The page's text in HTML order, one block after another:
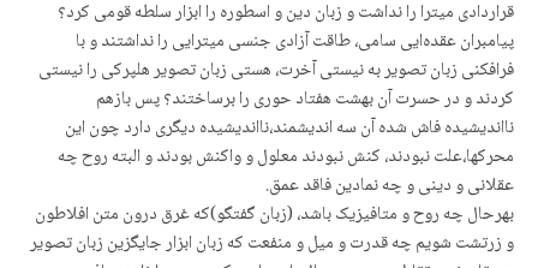
قراردادی میترا را نداشت و زبان دین و اسطوره را ابزار سلطه قومی کرد؟
پیامبران عقدەایی سامی، طاقت آزادی جنسی میترایی را نداشتند و با
فرافکنی زبان تصویر به نیستی آخرت، هستی زبان تصویر هلپرکی را نیستی
کردند و در حسرت آن بهشت هفتاد حوری را برساختند؟ پس بازهم
نااندیشیده فاش شده آن سه اندیشمند،نااندیشیده دیگری دارد چون این
محرکها،علت نبودند، کنش نبودند معلول و واکنش بودند و البته روح چه
عقلانی و دینی و چه نمادین فاقد عمق.
بهرحال چه روح و متافیزیک باشد، (زبان گفتگو)که غرق درون متن افلاطون
و زرتشت شویم چه قدرت و میل و منفعت که زبان ابزار جایگزین زبان تصویر